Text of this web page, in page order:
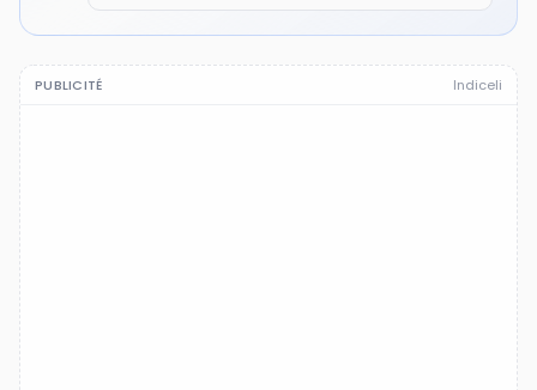
PUBLICITÉ Indiceli